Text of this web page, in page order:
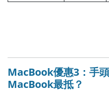
MacBook優惠3：手
MacBook最抵？